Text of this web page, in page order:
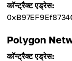
कॉन्ट्रैक्ट एड्रेस:
Polygon
कॉन्ट्रैक्ट एड्रेस: